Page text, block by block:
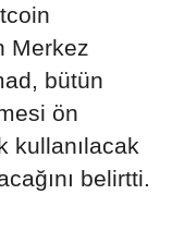
Merkez
bütün
ön
kullanılacak
belirtti.